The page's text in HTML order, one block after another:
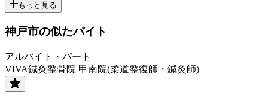
もっと見る
神戸市の似たバイト
アルバイト・パート
VIVA鍼灸整骨院 甲南院(柔道整復師・鍼灸師)